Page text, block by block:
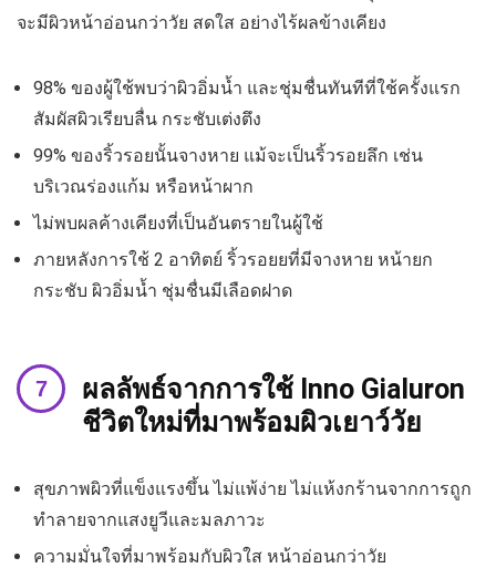
จะมีผิวหน้าอ่อนกว่าวัย สดใส อย่างไร้ผลข้างเคียง
98% ของผู้ใช้พบว่าผิวอิ่มน้ำ และชุ่มชื่นทันทีที่ใช้ครั้งแรก
สัมผัสผิวเรียบลื่น กระชับเต่งตึง
99% ของริ้วรอยนั้นจางหาย แม้จะเป็นริ้วรอยลึก เช่น
บริเวณร่องแก้ม หรือหน้าผาก
ไม่พบผลค้างเคียงที่เป็นอันตรายในผู้ใช้
ภายหลังการใช้ 2 อาทิตย์ ริ้วรอยยที่มีจางหาย หน้ายก
กระชับ ผิวอิ่มน้ำ ชุ่มชื่นมีเลือดฝาด
ผลลัพธ์จากการใช้ Inno Gialuron
ชีวิตใหม่ที่มาพร้อมผิวเยาว์วัย
สุขภาพผิวที่แข็งแรงขึ้น ไม่แพ้ง่าย ไม่แห้งกร้านจากการถูก
ทำลายจากแสงยูวีและมลภาวะ
ความมั่นใจที่มาพร้อมกับผิวใส หน้าอ่อนกว่าวัย